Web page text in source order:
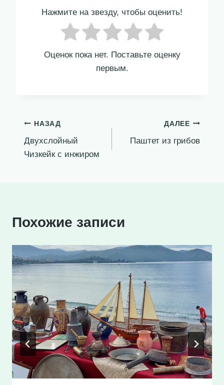
Нажмите на звезду, чтобы оценить!
Оценок пока нет. Поставьте оценку
первым.
Навигация
по
НАЗАД
Двухслойный
Чизкейк с инжиром
ДАЛЕЕ
Паштет из грибов
Похожие записи